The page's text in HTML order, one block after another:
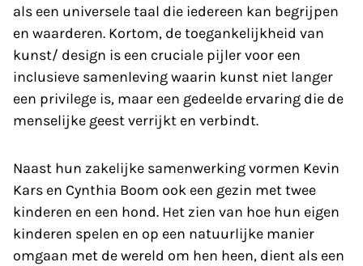
als een universele taal die iedereen kan begrijpen
en waarderen. Kortom, de toegankelijkheid van
kunst/ design is een cruciale pijler voor een
inclusieve samenleving waarin kunst niet langer
een privilege is, maar een gedeelde ervaring die de
menselijke geest verrijkt en verbindt.
Naast hun zakelijke samenwerking vormen Kevin
Kars en Cynthia Boom ook een gezin met twee
kinderen en een hond. Het zien van hoe hun eigen
kinderen spelen en op een natuurlijke manier
omgaan met de wereld om hen heen, dient als een